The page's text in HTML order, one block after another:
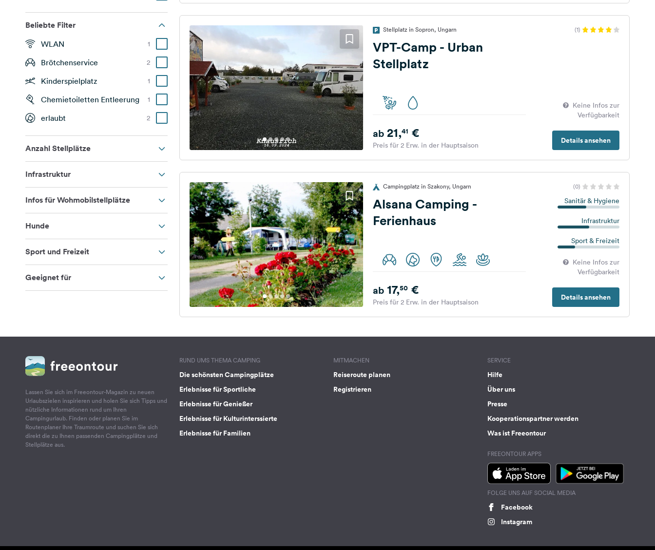
Beliebte Filter
WLAN 1
Brötchenservice 2
Kinderspielplatz 1
Chemietoiletten Entleerung 1
erlaubt 2
Anzahl Stellplätze
Infrastruktur
Infos für Wohmobilstellplätze
Hunde
Sport und Freizeit
Geeignet für
Stellplatz in Sopron, Ungarn (1)
VPT-Camp - Urban
Stellplatz
Keine Infos zur
Verfügbarkeit
Details ansehen
ab21,41 €
Preis für 2 Erw. in der Hauptsaison
Campingplatz in Szakony, Ungarn (0)
Alsana Camping -
Ferienhaus
Sanitär & Hygiene
Infrastruktur
Sport & Freizeit
Keine Infos zur
Verfügbarkeit
Details ansehen
ab17,50€
Preis für 2 Erw. in der Hauptsaison
Lassen Sie sich im Freeontour-Magazin zu neuen
Urlaubszielen inspirieren und holen Sie sich Tipps und
nützliche Informationen rund um Ihren
Campingurlaub. Finden oder planen Sie im
Routenplaner Ihre Traumroute und suchen Sie sich
direkt die zu Ihnen passenden Campingplätze und
Stellplätze aus.
RUND UMS THEMA CAMPING
Die schönsten Campingplätze
Erlebnisse für Sportliche
Erlebnisse für Genießer
Erlebnisse für Kulturinterssierte
Erlebnisse für Familien
MITMACHEN
Reiseroute planen
Registrieren
SERVICE
Hilfe
Über uns
Presse
Kooperationspartner werden
Was ist Freeontour
FREEONTOUR APPS
FOLGE UNS AUF SOCIAL MEDIA
Facebook
Instagram